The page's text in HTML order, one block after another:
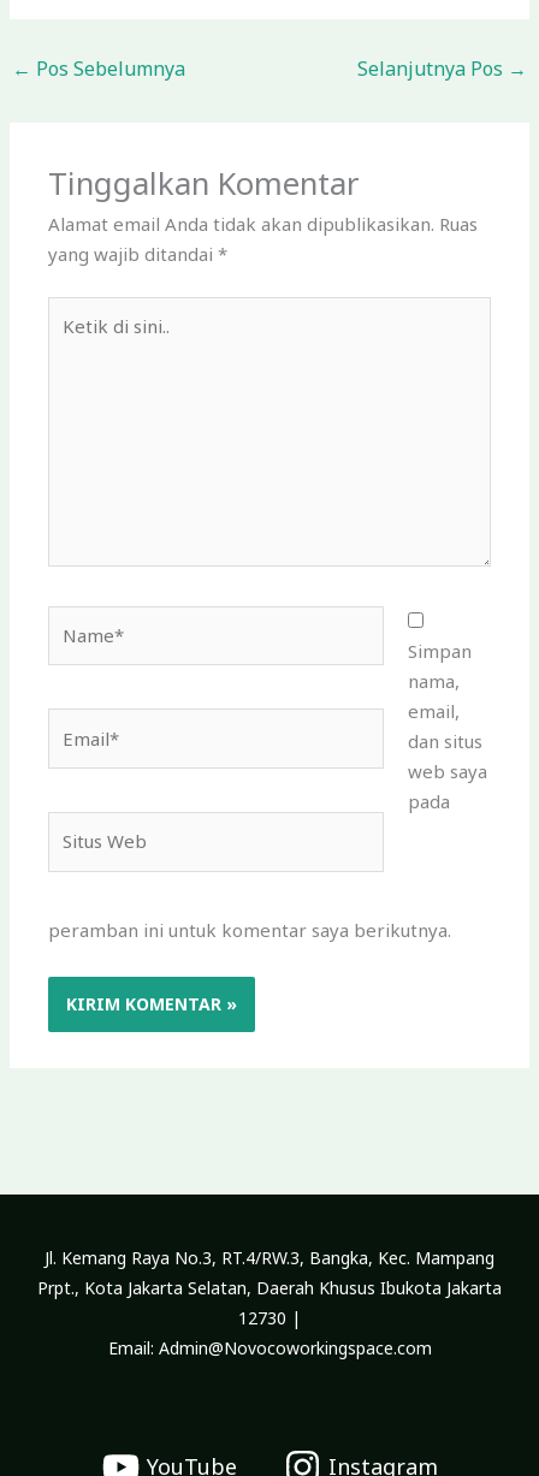
← Pos Sebelumnya Selanjutnya Pos →
Tinggalkan Komentar
Alamat email Anda tidak akan dipublikasikan. Ruas
yang wajib ditandai*
Web
Simpan
nama,
email,
dan situs
web saya
pada
peramban ini untuk komentar saya berikutnya.
Jl. Kemang Raya No.3, RT.4/RW.3, Bangka, Kec. Mampang
Prpt., Kota Jakarta Selatan, Daerah Khusus Ibukota Jakarta
12730 |
Email: Admin@Novocoworkingspace.com
YouTube Instagram